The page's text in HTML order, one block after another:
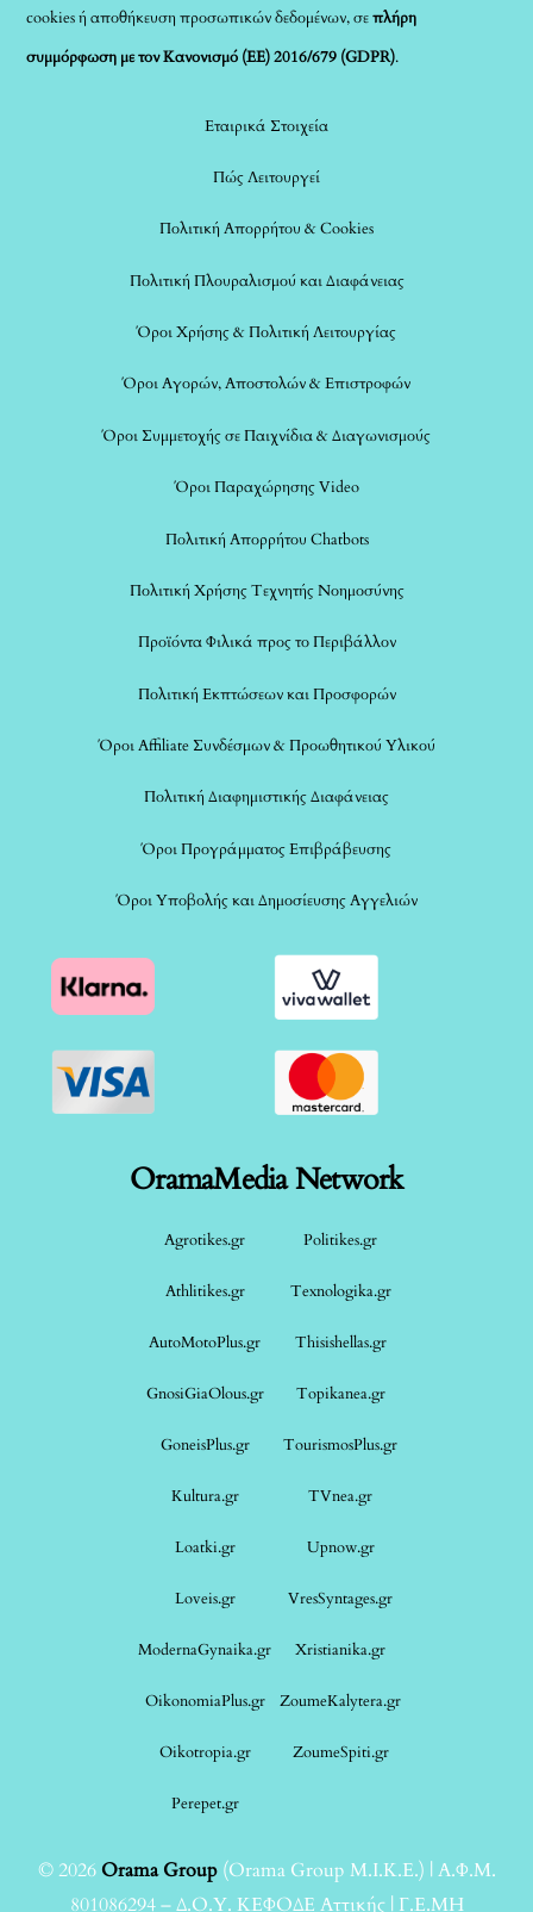
cookies ή αποθήκευση προσωπικών δεδομένων, σεπλήρη
συμμόρφωση με τον Κανονισμό (ΕΕ) 2016/679 (GDPR).
Εταιρικά Στοιχεία
Πώς Λειτουργεί
Πολιτική Απορρήτου & Cookies
Πολιτική Πλουραλισμού και Διαφάνειας
Όροι Χρήσης & Πολιτική Λειτουργίας
Όροι Αγορών, Αποστολών & Επιστροφών
Όροι Συμμετοχής σε Παιχνίδια & Διαγωνισμούς
Όροι Παραχώρησης Video
Πολιτική Απορρήτου Chatbots
Πολιτική Χρήσης Τεχνητής Νοημοσύνης
Προϊόντα Φιλικά προς το Περιβάλλον
Πολιτική Εκπτώσεων και Προσφορών
Όροι Affiliate Συνδέσμων & Προωθητικού Υλικού
Πολιτική Διαφημιστικής Διαφάνειας
Όροι Προγράμματος Επιβράβευσης
Όροι Υποβολής και Δημοσίευσης Αγγελιών
OramaMedia Network
Agrotikes.gr Politikes.gr
Athlitikes.gr Texnologika.gr
AutoMotoPlus.gr Thisishellas.gr
GnosiGiaOlous.gr Topikanea.gr
GoneisPlus.gr TourismosPlus.gr
Kultura.gr TVnea.gr
Loatki.gr Upnow.gr
Loveis.gr VresSyntages.gr
ModernaGynaika.gr Xristianika.gr
OikonomiaPlus.gr ZoumeKalytera.gr
Oikotropia.gr ZoumeSpiti.gr
Perepet.gr
© 2026Orama Group(Orama Group Μ.Ι.Κ.Ε.) | Α.Φ.Μ.
801086294 – Δ.Ο.Υ. ΚΕΦΟΔΕ Αττικής | Γ.Ε.ΜΗ